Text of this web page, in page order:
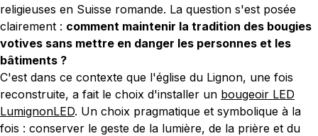
religieuses en Suisse romande. La question s'est posée
clairement : comment maintenir la tradition des bougies
votives sans mettre en danger les personnes et les
bâtiments ?
C'est dans ce contexte que l'église du Lignon, une fois
reconstruite, a fait le choix d'installer un bougeoir LED
LumignonLED. Un choix pragmatique et symbolique à la
fois : conserver le geste de la lumière, de la prière et du